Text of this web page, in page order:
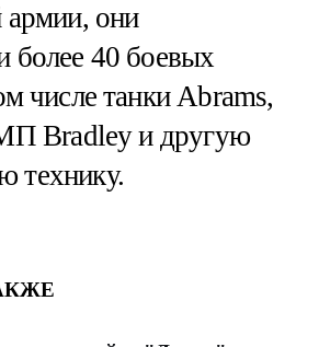
армии, они
более 40 боевых
числе танки Abrams,
Bradley и другую
технику.